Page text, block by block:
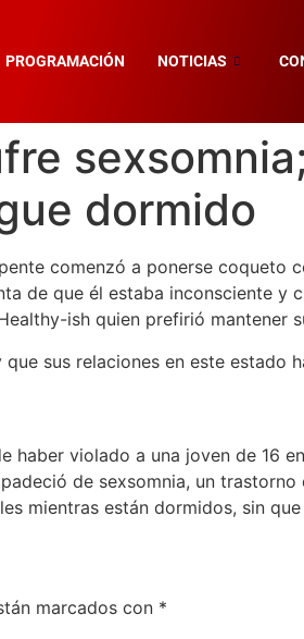
PROGRAMACIÓN NOTICIAS
dormido
comenzó a ponerse coqueto
de que él estaba inconsciente y
ish quien prefirió mantener
sus relaciones en este estado
haber violado a una joven de 16
de sexsomnia, un trastorno
mientras están dormidos, sin
marcados con *